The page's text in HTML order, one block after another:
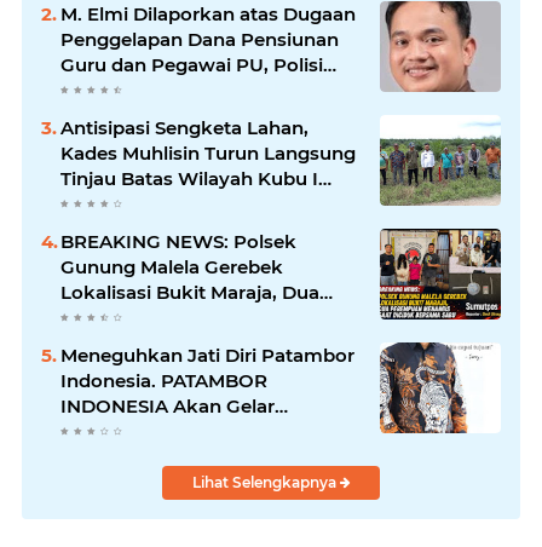
M. Elmi Dilaporkan atas Dugaan
Penggelapan Dana Pensiunan
Guru dan Pegawai PU, Polisi
Pastikan Proses Hukum
Antisipasi Sengketa Lahan,
Kades Muhlisin Turun Langsung
Tinjau Batas Wilayah Kubu I
yang Diduga Diserobot PT Jatim
BREAKING NEWS: Polsek
Gunung Malela Gerebek
Lokalisasi Bukit Maraja, Dua
Perempuan Menangis Saat
Meneguhkan Jati Diri Patambor
Indonesia. PATAMBOR
INDONESIA Akan Gelar
RAKERNAS II Di Jakarta.
Lihat Selengkapnya